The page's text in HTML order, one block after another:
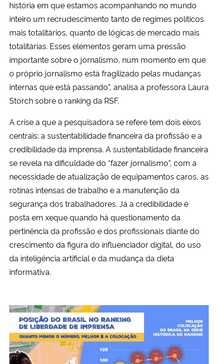
história em que estamos acompanhando no mundo
inteiro um recrudescimento tanto de regimes políticos
mais totalitários, quanto de lógicas de mercado mais
totalitárias. Esses elementos geram uma pressão
importante sobre o jornalismo, num momento em que
o próprio jornalismo está fragilizado pelas mudanças
internas que está passando”, analisa a professora Laura
Storch sobre o ranking da RSF.
A crise a que a pesquisadora se refere tem dois eixos
centrais: a sustentabilidade financeira da profissão e a
credibilidade da imprensa. A sustentabilidade financeira
se revela na dificuldade do “fazer jornalismo”, com a
necessidade de atualização de equipamentos caros, as
rotinas intensas de trabalho e a manutenção da
segurança dos trabalhadores. Já a credibilidade é
posta em xeque quando há questionamento da
pertinência da profissão e dos profissionais diante do
crescimento da figura do influenciador digital, do uso
da inteligência artificial e da mudança da dieta
informativa.